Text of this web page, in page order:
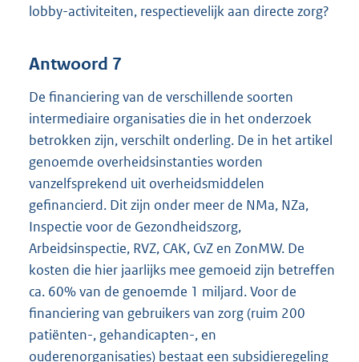
lobby-activiteiten, respectievelijk aan directe zorg?
Antwoord 7
De financiering van de verschillende soorten
intermediaire organisaties die in het onderzoek
betrokken zijn, verschilt onderling. De in het artikel
genoemde overheidsinstanties worden
vanzelfsprekend uit overheidsmiddelen
gefinancierd. Dit zijn onder meer de NMa, NZa,
Inspectie voor de Gezondheidszorg,
Arbeidsinspectie, RVZ, CAK, CvZ en ZonMW. De
kosten die hier jaarlijks mee gemoeid zijn betreffen
ca. 60% van de genoemde 1 miljard. Voor de
financiering van gebruikers van zorg (ruim 200
patiënten-, gehandicapten-, en
ouderenorganisaties) bestaat een subsidieregeling